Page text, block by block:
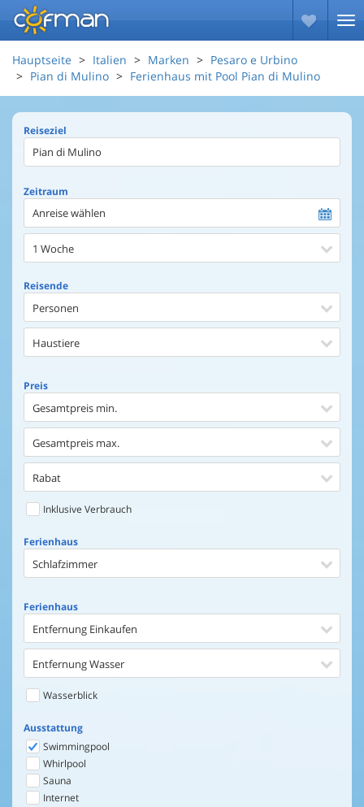
Hauptseite Italien Marken
Pesaro e Urbino
Pian di Mulino
Ferienhaus mit Pool Pian di Mulino
Reiseziel
Zeitraum
Anreise wählen
1 Woche
Reisende
Personen
Haustiere
Preis
Gesamtpreis min.
Gesamtpreis max.
Rabat
Inklusive Verbrauch
Ferienhaus
Schlafzimmer
Ferienhaus
Entfernung Einkaufen
Entfernung Wasser
Wasserblick
Ausstattung
Swimmingpool
Whirlpool
Sauna
Internet